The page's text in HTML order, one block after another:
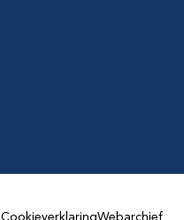
CookieverklaringWebarchief